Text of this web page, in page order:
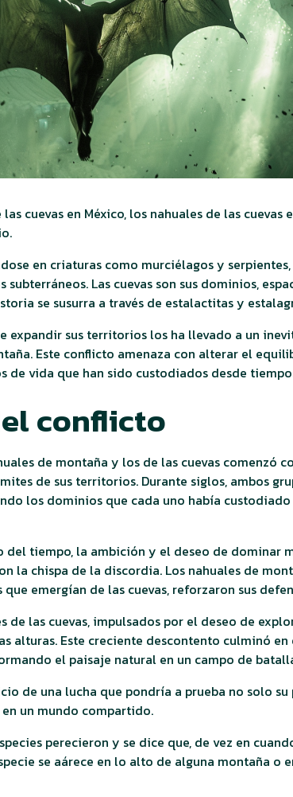
cuevas en México, los nahuales de las cuevas
en criaturas como murciélagos y
subterráneos. Las cuevas son sus dominios,
se susurra a través de estalactitas y
expandir sus territorios los ha llevado a un
Este conflicto amenaza con alterar el
de vida que han sido custodiados desde
conflicto
de montaña y los de las cuevas comenzó
de sus territorios. Durante siglos, ambos
los dominios que cada uno había
del tiempo, la ambición y el deseo de dominar
la chispa de la discordia. Los nahuales de
emergían de las cuevas, reforzaron sus
de las cuevas, impulsados por el deseo de
alturas. Este creciente descontento culminó
el paisaje natural en un campo de
de una lucha que pondría a prueba no solo su
un mundo compartido.
perecieron y se dice que, de vez en
se aárece en lo alto de alguna montaña o